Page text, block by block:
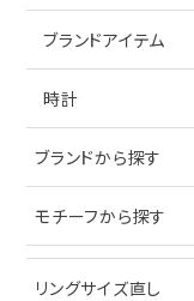
ブレスレット
アイテムで探す
イヤリング
ブランドアイテム
アイテムで探す
キーケース
時計
ブランドで探す
オメガ
ブランドから探す
ティファニー
ブルガリ
モチーフから探す
リングサイズ直し